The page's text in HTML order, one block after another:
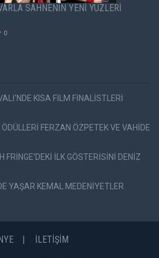
SAHNENİN YENİ YÜZLERİ
0
KISA FİLM FİNALİSTLERİ
FERZAN ÖZPETEK VE VAHİDE
FRİNGE'DEKİ İLK GÖSTERİSİNİ DENİZ
YAŞAR KEMAL MEDENİYETLER
İLETİŞİM